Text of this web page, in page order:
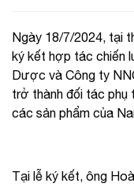
Ngày 18/7/2024, tại
ký kết hợp tác chiến
Dược và Công ty
trở thành đối tác phụ
các sản phẩm của
Tại lễ ký kết, ông